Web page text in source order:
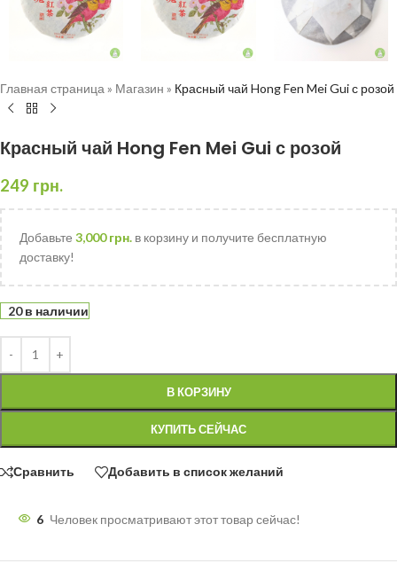
Главная страница » Магазин » Красный чай Hong Fen Mei Gui с розой
Красный чай Hong Fen Mei Gui с розой
249 грн.
Добавьте 3,000грн. в корзину и получите бесплатную
доставку!
20 в наличии
В КОРЗИНУ
КУПИТЬ СЕЙЧАС
Сравнить Добавить в список желаний
6 Человек просматривают этот товар сейчас!